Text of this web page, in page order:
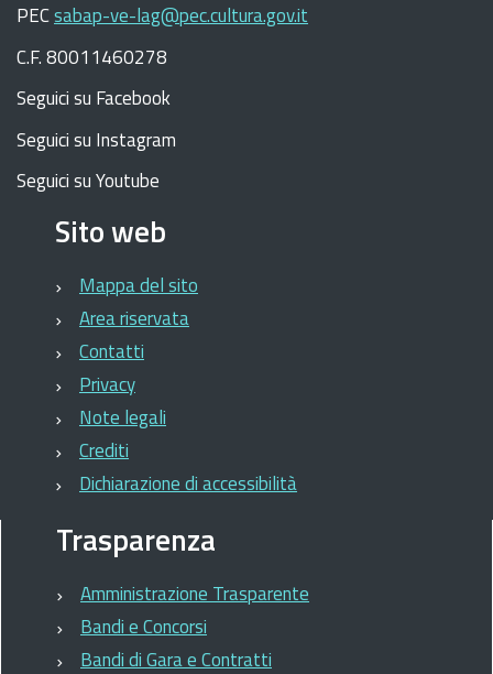
PECsabap-ve-lag@pec.cultura.gov.it
C.F. 80011460278
Seguici su Facebook
Seguici su Instagram
Seguici su Youtube
Sito web
Mappa del sito
Area riservata
Contatti
Privacy
Note legali
Crediti
Dichiarazione di accessibilità
Trasparenza
Amministrazione Trasparente
Bandi e Concorsi
Bandi di Gara e Contratti